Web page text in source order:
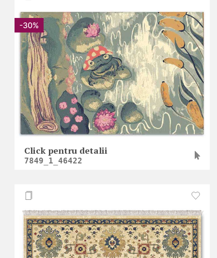
-30%
Click pentru detalii
7849_1_46422